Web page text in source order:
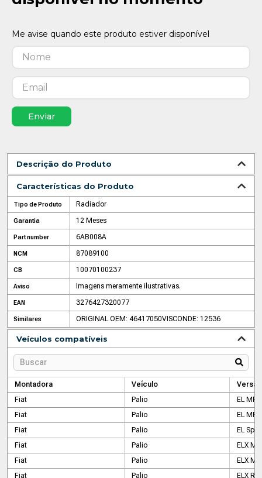
Enviar
Descrição do Produto
Características do Produto
Tipo de Produto Radiador
Garantia 12 Meses
Part number 6AB008A
NCM 87089100
CB 10070100237
Aviso Imagens meramente ilustrativas.
EAN 3276427320077
Similares ORIGINAL OEM: 46417050VISCONDE: 12536
Veículos compatíveis
Montadora Veículo
Versão
Fiat
Palio
EL MPI
Fiat
Palio
EL MPI
Fiat
Palio
EL Spi
Fiat
Palio
ELX MPI
Fiat
Palio
ELX
Fiat
Palio
ELX